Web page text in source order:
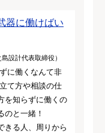
器に働けばい
設計代表取締役）
に働くなんて非
て方や相談の仕
を知らずに働くの
のと一緒！
きる人、周りから